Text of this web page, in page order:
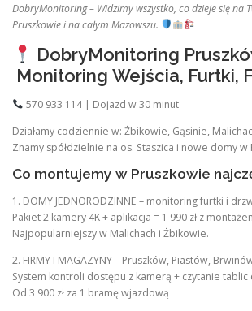
DobryMonitoring – Widzimy wszystko, co dzieje się na
Pruszkowie i na całym Mazowszu.
DobryMonitoring
Monitoring Wejścia, Furtki,
570 933 114 | Dojazd w 30 minut
Działamy codziennie w: Żbikowie, Gąsinie,
Znamy spółdzielnie na os. Staszica i nowe domy w
Co montujemy w Pruszkowie
1. DOMY JEDNORODZINNE – monitoring furtki i
Pakiet 2 kamery 4K + aplikacja = 1 990 zł z
Najpopularniejszy w Malichach i Żbikowie.
2. FIRMY I MAGAZYNY – Pruszków, Piastów,
System kontroli dostępu z kamerą + czytanie
Od 3 900 zł za 1 bramę wjazdową